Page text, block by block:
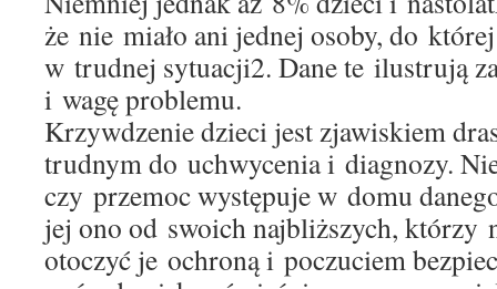
że nie miało ani jednej osoby, do
w trudnej sytuacji2. Dane te ilustrują
i wagę problemu.
Krzywdzenie dzieci jest zjawiskiem
trudnym do uchwycenia i diagnozy.
czy przemoc występuje w domu
jej ono od swoich najbliższych, którzy
otoczyć je ochroną i poczuciem